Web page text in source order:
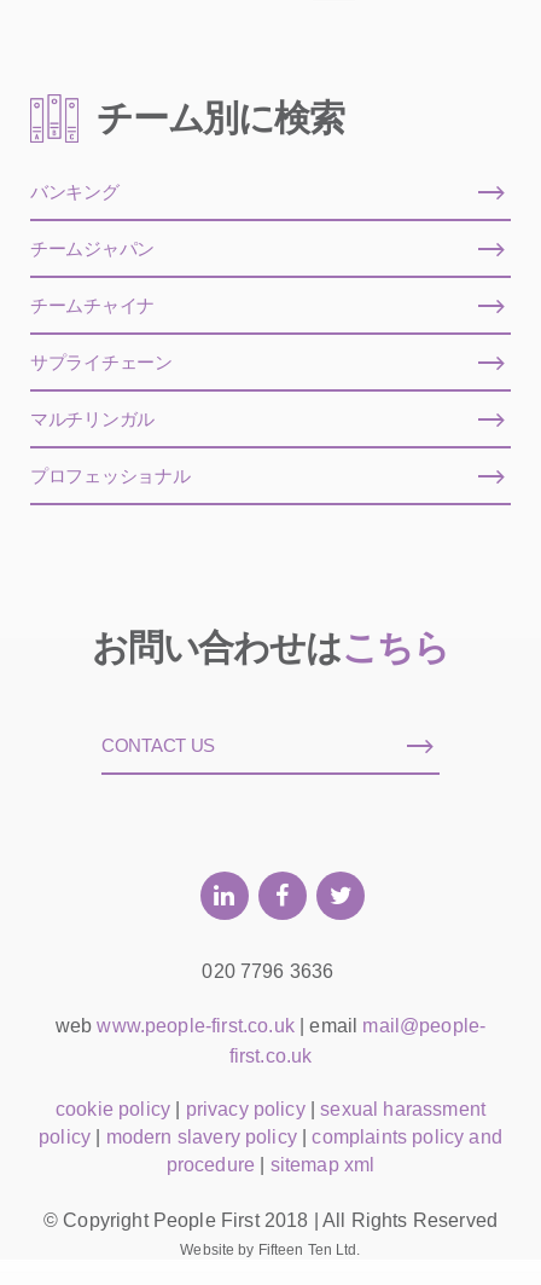
チーム別に検索
バンキング
チームジャパン
チームチャイナ
サプライチェーン
マルチリンガル
プロフェッショナル
お問い合わせはこちら
CONTACT US
020 7796 3636
webwww.people-first.co.uk| email mail@people-
first.co.uk
cookie policy privacy policy|sexual harassment
policy
modern slavery policy|complaints policy and
procedure
sitemap xml
© Copyright People First 2018 | All Rights Reserved
Website by Fifteen Ten Ltd.